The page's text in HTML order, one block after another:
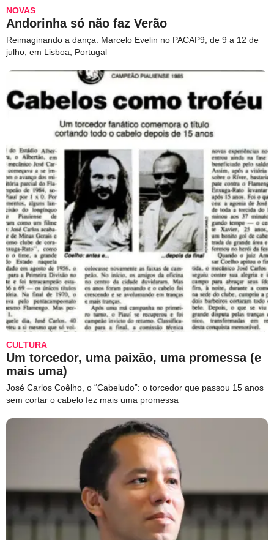
NOVAS
Andorinha só não faz Verão
Reimaginando a dança: Marcelo Evelin no PACAP9, de 9 a 12 de
julho, em Lisboa, Portugal
CULTURA
Um torcedor, uma paixão, uma promessa (e
mais uma)
José Carlos Coêlho, o “Cabeludo”: o torcedor que passou 15 anos
sem cortar o cabelo fez mais uma promessa